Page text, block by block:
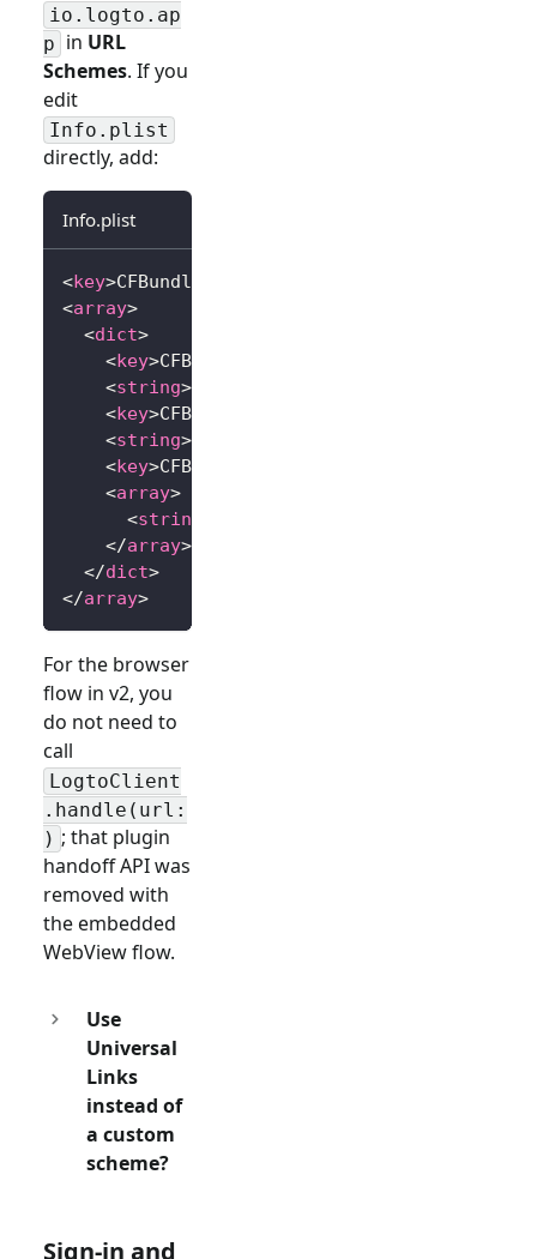
io.logto.ap
p in URL
Schemes. If you
edit
Info.plist
directly, add:
Info.plist
<key>CFBundleURLTypes
<array>
<dict>
<key>CFBundleTypeRole
<string>
<key>CFBundleURLName
<string>
<key>CFBundleURLSchemes
<array>
<string
</array>
</dict>
</array>
For the browser
flow in v2, you
do not need to
call
LogtoClient
.handle(url:
) ; that plugin
handoff API was
removed with
the embedded
WebView flow.
Use
Universal
Links
instead of
a custom
scheme?
Sign-in and